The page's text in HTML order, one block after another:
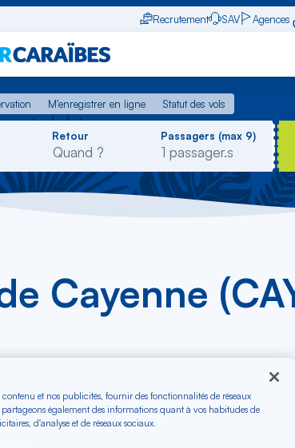
Recrutement SAV Agences
M'enregistrer en ligne
Statut des vols
M'enregistrer en ligne Statut des vols
Retour Passagers (max 9)
Cayenne
Rechercher
dans
Type de trajet
Aller-Retour Aller simple
et nos publicités, fournir des fonctionnalités de réseaux
également des informations quant à vos habitudes de
d'analyse et de réseaux sociaux.